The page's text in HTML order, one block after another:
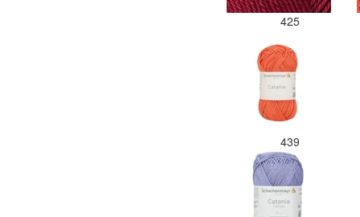
425
439